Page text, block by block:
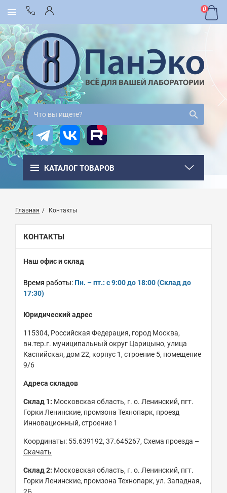
0
КАТАЛОГ ТОВАРОВ
Главная Контакты
КОНТАКТЫ
Наш офис и склад
Время работы: Пн. – пт.: с 9:00 до 18:00 (Склад до
17:30)
Юридический адрес
115304, Российская Федерация, город Москва,
вн.тер.г. муниципальный округ Царицыно, улица
Каспийская, дом 22, корпус 1, строение 5, помещение
9/6
Адреса складов
Склад 1: Московская область, г. о. Ленинский, пгт.
Горки Ленинские, промзона Технопарк, проезд
Инновационный, строение 1
Координаты: 55.639192, 37.645267, Схема проезда –
Скачать
Склад 2: Московская область, г. о. Ленинский, пгт.
Горки Ленинские, промзона Технопарк, ул. Западная,